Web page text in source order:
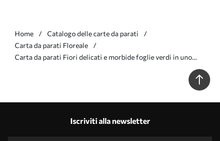
Home
Catalogo delle carte da parati
Carta da parati Floreale
Carta da parati Fiori delicati e morbide foglie verdi in uno
stile vintage pittorico caratterizzato da pennellate delicate
Iscriviti alla newsletter